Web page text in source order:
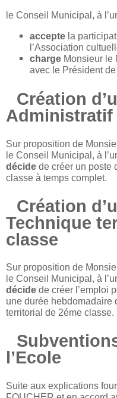
le Conseil Municipal, à
accepte la
l’Association
charge Monsieur le
avec le Président
Création
Administratif
Sur proposition de
le Conseil Municipal, à
décide de créer un poste
classe à temps complet.
Création
Technique
classe
Sur proposition de
le Conseil Municipal, à
décide de créer l’emploi
une durée hebdomadaire
territorial de 2éme classe.
l’Ecole
Suite aux explications